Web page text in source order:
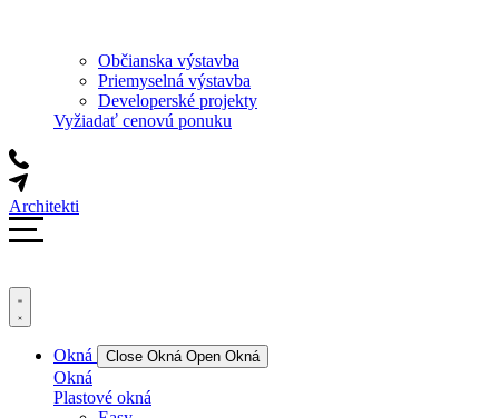
Občianska výstavba
Priemyselná výstavba
Developerské projekty
Vyžiadať cenovú ponuku
Architekti
Okná Close Okná Open Okná
Okná
Plastové okná